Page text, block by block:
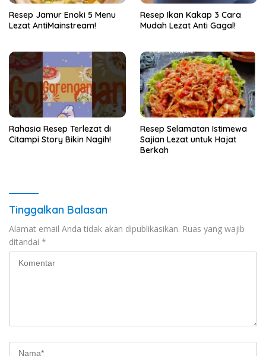
Resep Jamur Enoki 5 Menu
Lezat AntiMainstream!
Resep Ikan Kakap 3 Cara
Mudah Lezat Anti Gagal!
Rahasia Resep Terlezat di
Citampi Story Bikin Nagih!
Resep Selamatan Istimewa
Sajian Lezat untuk Hajat
Berkah
Tinggalkan Balasan
Alamat email Anda tidak akan dipublikasikan. Ruas yang wajib
ditandai *